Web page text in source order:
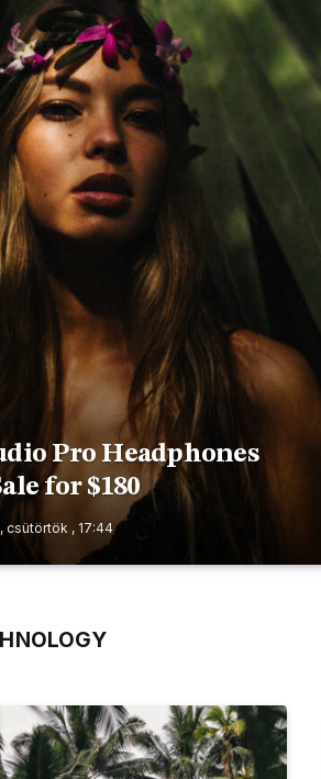
Pro Headphones
for $180
csütörtök , 17:44